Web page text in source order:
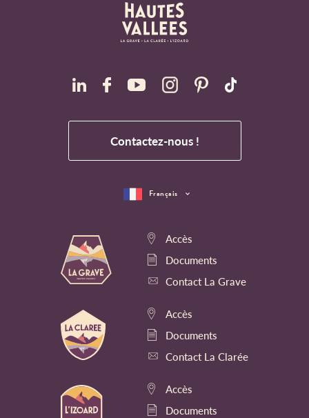
Contactez-nous !
Accès
Documents
Contact La Grave
Accès
Documents
Contact La Clarée
Accès
Documents
Français